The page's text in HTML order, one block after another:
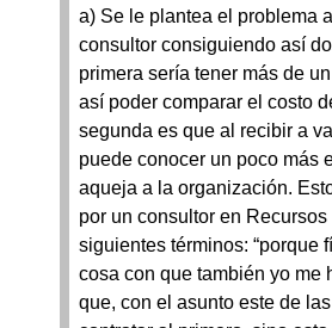
a) Se le plantea el problema
consultor consiguiendo así
primera sería tener más de
así poder comparar el costo
segunda es que al recibir a
puede conocer un poco más
aqueja a la organización.
por un consultor en
siguientes términos: “porque
cosa con que también yo me
que, con el asunto este de